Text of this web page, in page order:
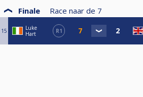
Finale Race naar de 7
15
Luke
Hart
R1